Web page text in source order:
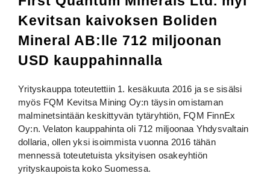
Kevitsan kaivoksen Boliden
Mineral AB:lle 712 miljoonan
USD kauppahinnalla
Yrityskauppa toteutettiin 1. kesäkuuta 2016 ja se sisälsi
myös FQM Kevitsa Mining Oy:n täysin omistaman
malminetsintään keskittyvän tytäryhtiön, FQM FinnEx
Oy:n. Velaton kauppahinta oli 712 miljoonaa Yhdysvaltain
dollaria, ollen yksi isoimmista vuonna 2016 tähän
mennessä toteutetuista yksityisen osakeyhtiön
yrityskaupoista koko Suomessa.